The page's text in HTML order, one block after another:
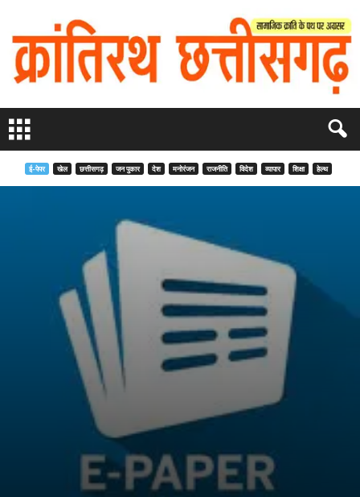
ई-पेपर खेल छत्तीसगढ़ जन पुकार देश मनोरंजन राजनीति विदेश व्यापार शिक्षा हेल्थ